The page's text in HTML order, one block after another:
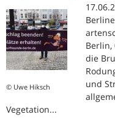
© Uwe Hiksch
Berlin,
die
und
Vegetation...